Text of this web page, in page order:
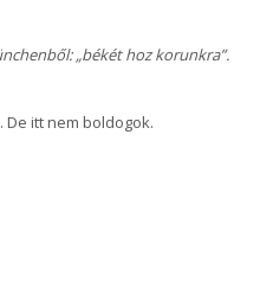
„békét hoz korunkra”.
De itt nem boldogok.